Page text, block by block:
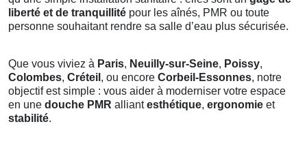
liberté et de tranquillité pour les aînés, PMR ou toute
personne souhaitant rendre sa salle d’eau plus sécurisée.
Que vous viviez à Paris, Neuilly-sur-Seine, Poissy,
Colombes, Créteil , ou encore Corbeil-Essonnes, notre
objectif est simple : vous aider à moderniser votre espace
en une douche PMR alliantesthétique, ergonomie et
stabilité.